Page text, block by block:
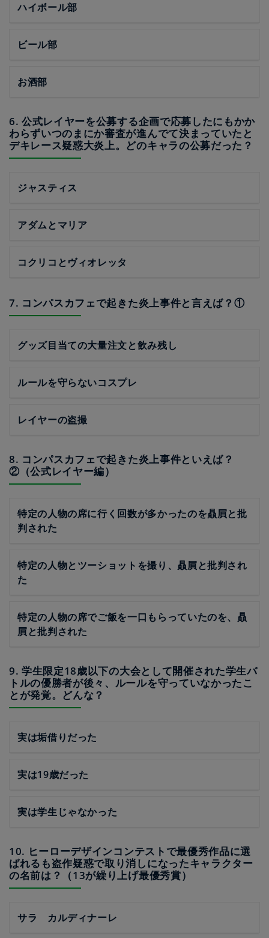
ハイボール部
ビール部
お酒部
6. 公式レイヤーを公募する企画で応募したにもかか
わらずいつのまにか審査が進んでて決まっていたと
デキレース疑惑大炎上。どのキャラの公募だった？
ジャスティス
アダムとマリア
コクリコとヴィオレッタ
7. コンパスカフェで起きた炎上事件と言えば？①
グッズ目当ての大量注文と飲み残し
ルールを守らないコスプレ
レイヤーの盗撮
8. コンパスカフェで起きた炎上事件といえば？
②（公式レイヤー編）
特定の人物の席に行く回数が多かったのを贔屓と批
判された
特定の人物とツーショットを撮り、贔屓と批判され
た
特定の人物の席でご飯を一口もらっていたのを、贔
屓と批判された
9. 学生限定18歳以下の大会として開催された学生バ
トルの優勝者が後々、ルールを守っていなかったこ
とが発覚。どんな？
実は垢借りだった
実は19歳だった
実は学生じゃなかった
10. ヒーローデザインコンテストで最優秀作品に選
ばれるも盗作疑惑で取り消しになったキャラクター
の名前は？（13が繰り上げ最優秀賞）
サラ カルディナーレ